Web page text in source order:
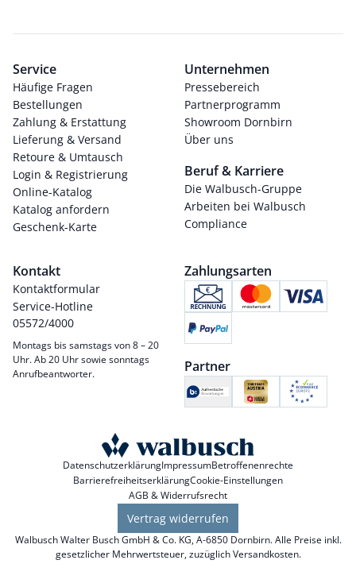
Service
Häufige Fragen
Bestellungen
Zahlung & Erstattung
Lieferung & Versand
Retoure & Umtausch
Login & Registrierung
Online-Katalog
Katalog anfordern
Geschenk-Karte
Unternehmen
Pressebereich
Partnerprogramm
Showroom Dornbirn
Über uns
Beruf & Karriere
Die Walbusch-Gruppe
Arbeiten bei Walbusch
Compliance
Kontakt
Kontaktformular
Service-Hotline
05572/4000
Montags bis samstags von 8 – 20
Uhr. Ab 20 Uhr sowie sonntags
Anrufbeantworter.
Zahlungsarten
Partner
DatenschutzerklärungImpressumBetroffenenrechte
BarrierefreiheitserklärungCookie-Einstellungen
AGB & Widerrufsrecht
Vertrag widerrufen
Walbusch Walter Busch GmbH & Co. KG, A-6850 Dornbirn. Alle Preise inkl.
gesetzlicher Mehrwertsteuer, zuzüglichVersandkosten.